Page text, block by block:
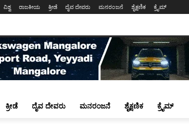
ವಿಶ್ವ ರಾಜಕೀಯ ಕ್ರೀಡೆ ದೈವ ದೇವರು ಮನರಂಜನೆ ಶೈಕ್ಷಣಿಕ ಕ್ರೈಮ್
ಕ್ರೀಡೆ ದೈವ ದೇವರು ಮನರಂಜನೆ ಶೈಕ್ಷಣಿಕ ಕ್ರೈಮ್